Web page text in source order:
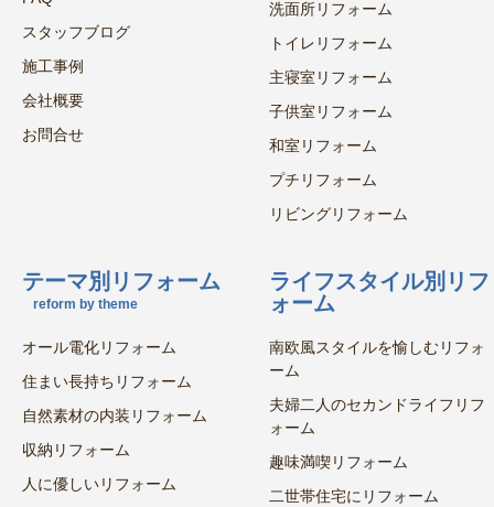
スタッフブログ
施工事例
会社概要
お問合せ
洗面所リフォーム
トイレリフォーム
主寝室リフォーム
子供室リフォーム
和室リフォーム
プチリフォーム
リビングリフォーム
テーマ別リフォーム
reform by theme
オール電化リフォーム
住まい長持ちリフォーム
自然素材の内装リフォーム
収納リフォーム
人に優しいリフォーム
ライフスタイル別リフ
ォーム
南欧風スタイルを愉しむリフォ
ーム
夫婦二人のセカンドライフリフ
ォーム
趣味満喫リフォーム
二世帯住宅にリフォーム